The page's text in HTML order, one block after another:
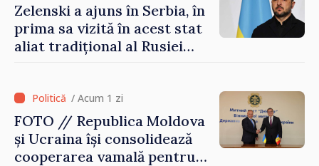
Zelenski a ajuns în Serbia, în
prima sa vizită în acest stat
aliat tradițional al Rusiei
/ Acum 1 zi
FOTO // Republica Moldova
și Ucraina își consolidează
cooperarea vamală pentru